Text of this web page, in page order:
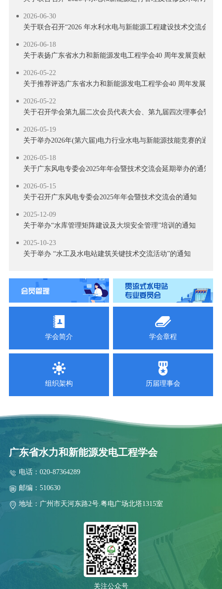
2026-06-30
关于联合召开“2026 年水利水电与新能源工程建设技术交流会”的
2026-06-18
关于表扬广东省水力和新能源发电工程学会40 周年发展贡献奖
2026-05-22
关于推荐评选广东省水力和新能源发电工程学会40 周年发展贡献
2026-05-22
关于召开学会第九届二次会员代表大会、第九届四次理事会暨学
2026-05-19
关于举办2026年(第六届)电力行业水电与新能源技能竞赛的通知
2026-05-18
关于广东风电专委会2025年年会暨技术交流会延期举办的通知
2026-05-15
关于召开广东风电专委会2025年年会暨技术交流会的通知
2025-12-09
关于举办“水库管理矩阵建设及大坝安全管理”培训的通知
2025-10-23
关于举办 “水工及水电站建筑关键技术交流活动”的通知
关于召开风电新政策专题解读及技术培训活动的通知
关于召开2025 年南方省（区）水电学会联络会暨学会工作交流会
2025-09-11
关于举办“智慧电厂”技术交流活动的通知
2025-09-03
关于召开抽水蓄能高压水道建设技术交流会的通知
2025-09-02
关于联合召开云、贵、川、桂、湘、粤、青、鄂、赣、陕十省
关于召开抽水蓄能高压水道建设技术交流会预通知
2025-07-28
2025年水电站运行管理及检修技术研讨会第二轮通知
2026-07-29
关于举办2026 年电力行业送配电线路工技能提升培训的通知
关于举办新型电力系统背景下南方区域电力市场电价预测靶场竞
关于联合召开“2026年水电和新能源运行管理及检修技术研讨会”
关于联合召开“2026 年水利水电与新能源工程建设技术交流会”的
学会简介 学会章程
组织架构 历届理事会
广东省水力和新能源发电工程学会
电话：020-87364289
邮编：510630
地址：广州市天河东路2号.粤电广场北塔1315室
关注公众号